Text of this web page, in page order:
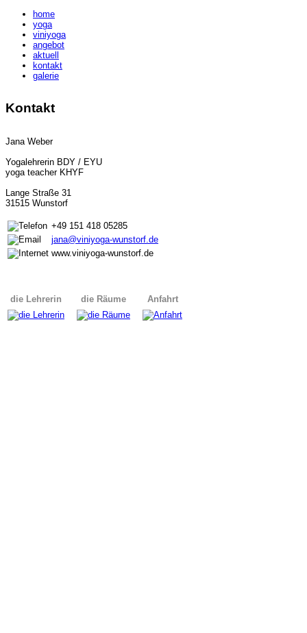
home
yoga
viniyoga
angebot
aktuell
kontakt
galerie
Kontakt
Jana Weber
Yogalehrerin BDY / EYU
yoga teacher KHYF
Lange Straße 31
31515 Wunstorf
+49 151 418 05285
jana@viniyoga-wunstorf.de
www.viniyoga-wunstorf.de
die Lehrerin die Räume Anfahrt